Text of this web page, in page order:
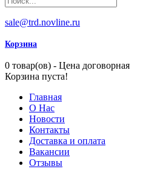
sale@trd.novline.ru
Корзина
0 товар(ов) - Цена договорная
Корзина пуста!
Главная
О Нас
Новости
Контакты
Доставка и оплата
Вакансии
Отзывы